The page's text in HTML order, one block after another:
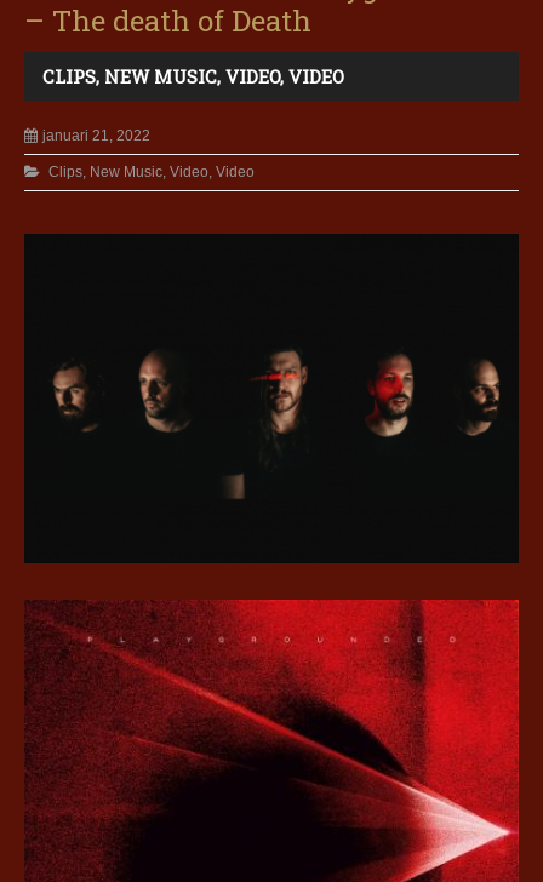
– The death of Death
CLIPS, NEW MUSIC, VIDEO, VIDEO
januari 21, 2022
Clips, New Music, Video, Video